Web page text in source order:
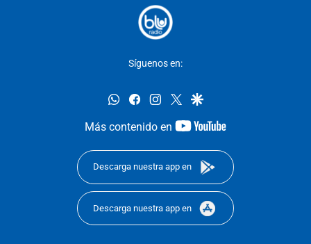
Síguenos en:
whatsappfacebookinstagram
twittergoogle
Más contenido en
youtube-
Descarga nuestra app en
Descarga nuestra app en